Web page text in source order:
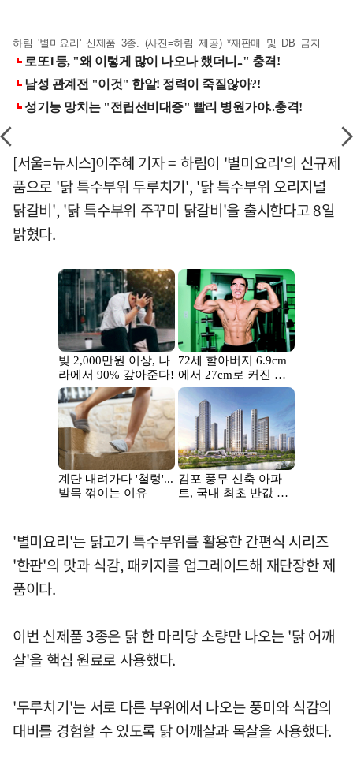
하림 '별미요리' 신제품 3종. (사진=하림 제공) *재판매 및 DB 금지
[서울=뉴시스]이주혜 기자 = 하림이 '별미요리'의 신규제
품으로 '닭 특수부위 두루치기', '닭 특수부위 오리지널
닭갈비', '닭 특수부위 주꾸미 닭갈비'을 출시한다고 8일
밝혔다.
'별미요리'는 닭고기 특수부위를 활용한 간편식 시리즈
'한판'의 맛과 식감, 패키지를 업그레이드해 재단장한 제
품이다.
이번 신제품 3종은 닭 한 마리당 소량만 나오는 '닭 어깨
살'을 핵심 원료로 사용했다.
'두루치기'는 서로 다른 부위에서 나오는 풍미와 식감의
대비를 경험할 수 있도록 닭 어깨살과 목살을 사용했다.